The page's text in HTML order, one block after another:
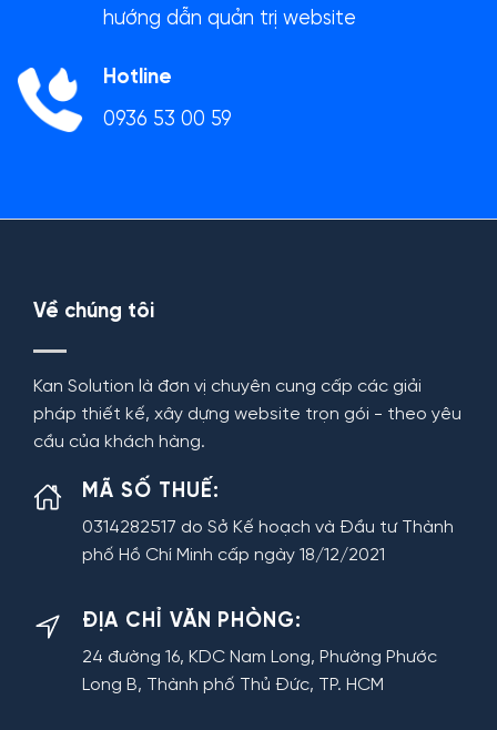
hướng dẫn quản trị website
Hotline
0936 53 00 59
Về chúng tôi
Kan Solution là đơn vị chuyên cung cấp các giải
pháp thiết kế, xây dựng website trọn gói - theo yêu
cầu của khách hàng.
MÃ SỐ THUẾ:
0314282517 do Sở Kế hoạch và Đầu tư Thành
phố Hồ Chí Minh cấp ngày 18/12/2021
ĐỊA CHỈ VĂN PHÒNG:
24 đường 16, KDC Nam Long, Phường Phước
Long B, Thành phố Thủ Đức, TP. HCM